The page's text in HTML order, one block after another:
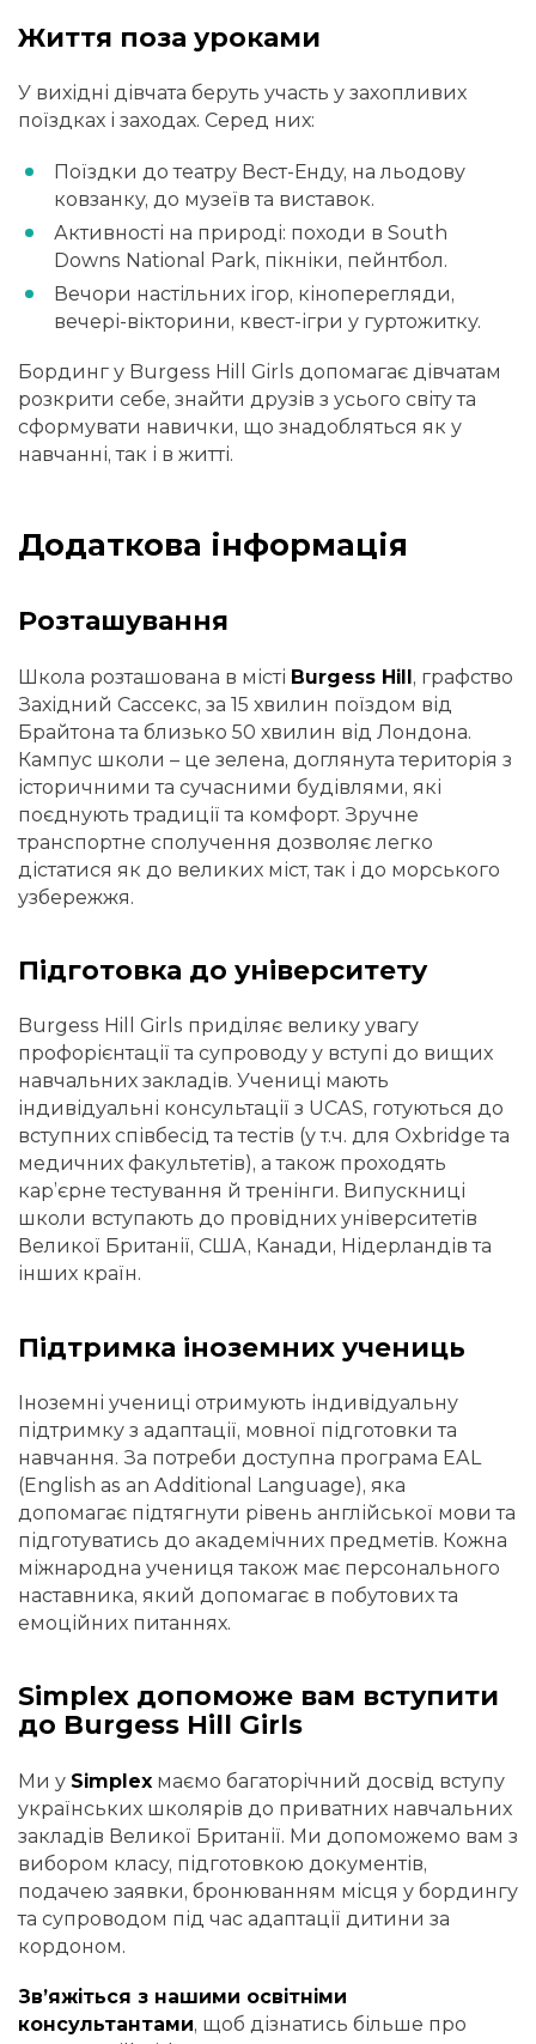
Життя поза уроками
У вихідні дівчата беруть участь у захопливих
поїздках і заходах. Серед них:
Поїздки до театру Вест-Енду, на льодову
ковзанку, до музеїв та виставок.
Активності на природі: походи в South
Downs National Park, пікніки, пейнтбол.
Вечори настільних ігор, кіноперегляди,
вечері-вікторини, квест-ігри у гуртожитку.
Бординг у Burgess Hill Girls допомагає дівчатам
розкрити себе, знайти друзів з усього світу та
сформувати навички, що знадобляться як у
навчанні, так і в житті.
Додаткова інформація
Розташування
Школа розташована в місті Burgess Hill, графство
Західний Сассекс, за 15 хвилин поїздом від
Брайтона та близько 50 хвилин від Лондона.
Кампус школи – це зелена, доглянута територія з
історичними та сучасними будівлями, які
поєднують традиції та комфорт. Зручне
транспортне сполучення дозволяє легко
дістатися як до великих міст, так і до морського
узбережжя.
Підготовка до університету
Burgess Hill Girls приділяє велику увагу
профорієнтації та супроводу у вступі до вищих
навчальних закладів. Учениці мають
індивідуальні консультації з UCAS, готуються до
вступних співбесід та тестів (у т.ч. для Oxbridge та
медичних факультетів), а також проходять
кар’єрне тестування й тренінги. Випускниці
школи вступають до провідних університетів
Великої Британії, США, Канади, Нідерландів та
інших країн.
Підтримка іноземних учениць
Іноземні учениці отримують індивідуальну
підтримку з адаптації, мовної підготовки та
навчання. За потреби доступна програма EAL
(English as an Additional Language), яка
допомагає підтягнути рівень англійської мови та
підготуватись до академічних предметів. Кожна
міжнародна учениця також має персонального
наставника, який допомагає в побутових та
емоційних питаннях.
Simplex допоможе вам вступити
до Burgess Hill Girls
Ми у Simplex маємо багаторічний досвід вступу
українських школярів до приватних навчальних
закладів Великої Британії. Ми допоможемо вам з
вибором класу, підготовкою документів,
подачею заявки, бронюванням місця у бордингу
та супроводом під час адаптації дитини за
кордоном.
Зв’яжіться з нашими освітніми
консультантами, щоб дізнатись більше про